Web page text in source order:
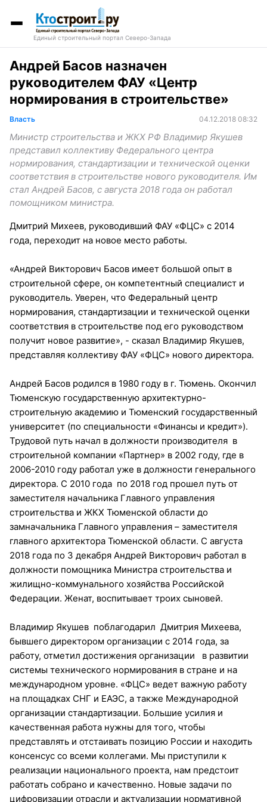
Единый строительный портал Северо-Запада
Андрей Басов назначен
руководителем ФАУ «Центр
нормирования в строительстве»
Власть 04.12.2018 08:32
Министр строительства и ЖКХ РФ Владимир Якушев
представил коллективу Федерального центра
нормирования, стандартизации и технической оценки
соответствия в строительстве нового руководителя. Им
стал Андрей Басов, с августа 2018 года он работал
помощником министра.
Дмитрий Михеев, руководивший ФАУ «ФЦС» с 2014
года, переходит на новое место работы.
«Андрей Викторович Басов имеет большой опыт в
строительной сфере, он компетентный специалист и
руководитель. Уверен, что Федеральный центр
нормирования, стандартизации и технической оценки
соответствия в строительстве под его руководством
получит новое развитие», - сказал Владимир Якушев,
представляя коллективу ФАУ «ФЦС» нового директора.
Андрей Басов родился в 1980 году в г. Тюмень. Окончил
Тюменскую государственную архитектурно-
строительную академию и Тюменский государственный
университет (по специальности «Финансы и кредит»).
Трудовой путь начал в должности производителя в
строительной компании «Партнер» в 2002 году, где в
2006-2010 году работал уже в должности генерального
директора. С 2010 года по 2018 год прошел путь от
заместителя начальника Главного управления
строительства и ЖКХ Тюменской области до
замначальника Главного управления – заместителя
главного архитектора Тюменской области. С августа
2018 года по 3 декабря Андрей Викторович работал в
должности помощника Министра строительства и
жилищно-коммунального хозяйства Российской
Федерации. Женат, воспитывает троих сыновей.
Владимир Якушев поблагодарил Дмитрия Михеева,
бывшего директором организации с 2014 года, за
работу, отметил достижения организации в развитии
системы технического нормирования в стране и на
международном уровне. «ФЦС» ведет важную работу
на площадках СНГ и ЕАЭС, а также Международной
организации стандартизации. Большие усилия и
качественная работа нужны для того, чтобы
представлять и отстаивать позицию России и находить
консенсус со всеми коллегами. Мы приступили к
реализации национального проекта, нам предстоит
работать собрано и качественно. Новые задачи по
цифровизации отрасли и актуализации нормативной